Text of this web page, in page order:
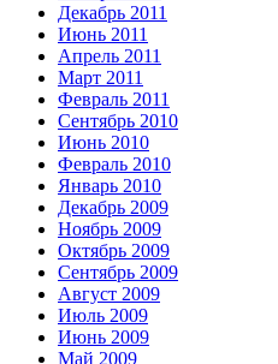
Декабрь 2011
Июнь 2011
Апрель 2011
Март 2011
Февраль 2011
Сентябрь 2010
Июнь 2010
Февраль 2010
Январь 2010
Декабрь 2009
Ноябрь 2009
Октябрь 2009
Сентябрь 2009
Август 2009
Июль 2009
Июнь 2009
Май 2009